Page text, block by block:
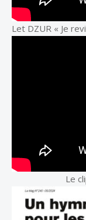
Let DZUR « Je
Le